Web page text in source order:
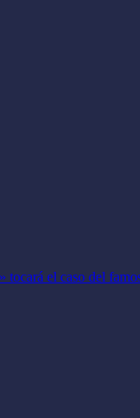
el caso del